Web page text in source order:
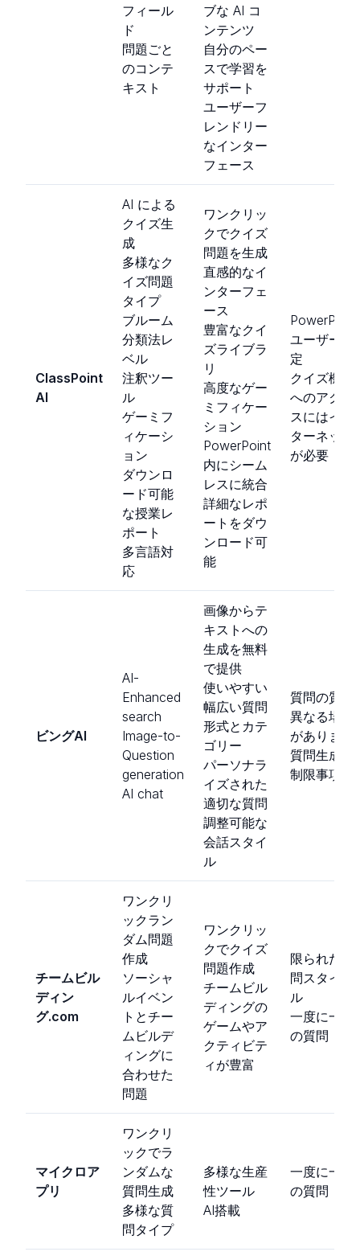
フィール
ド
問題ごと
のコンテ
キスト
ブな AI コ
ンテンツ
自分のペー
スで学習を
サポート
ユーザーフ
レンドリー
なインター
フェース
ClassPoint
AI
AI による
クイズ生
成
多様なク
イズ問題
タイプ
ブルーム
分類法レ
ベル
注釈ツー
ル
ゲーミフ
ィケーシ
ョン
ダウンロ
ード可能
な授業レ
ポート
多言語対
応
ワンクリッ
クでクイズ
問題を生成
直感的なイ
ンターフェ
ース
豊富なクイ
ズライブラ
リ
高度なゲー
ミフィケー
ション
PowerPoint
内にシーム
レスに統合
詳細なレポ
ートをダウ
ンロード可
能
PowerPoint
ユーザー限
定
クイズ機能
へのアクセ
スにはイン
ターネット
が必要
ビングAI
AI-
Enhanced
search
Image-to-
Question
generation
AI chat
画像からテ
キストへの
生成を無料
で提供
使いやすい
幅広い質問
形式とカテ
ゴリー
パーソナラ
イズされた
適切な質問
調整可能な
会話スタイ
ル
質問の質は
異なる場合
があります
質問生成の
制限事項
チームビル
ディン
グ.com
ワンクリ
ックラン
ダム問題
作成
ソーシャ
ルイベン
トとチー
ムビルデ
ィングに
合わせた
問題
ワンクリッ
クでクイズ
問題作成
チームビル
ディングの
ゲームやア
クティビテ
ィが豊富
限られた質
問スタイ
ル
一度に一つ
の質問
マイクロア
プリ
ワンクリ
ックでラ
ンダムな
質問生成
多様な質
問タイプ
多様な生産
性ツール
AI搭載
一度に一つ
の質問